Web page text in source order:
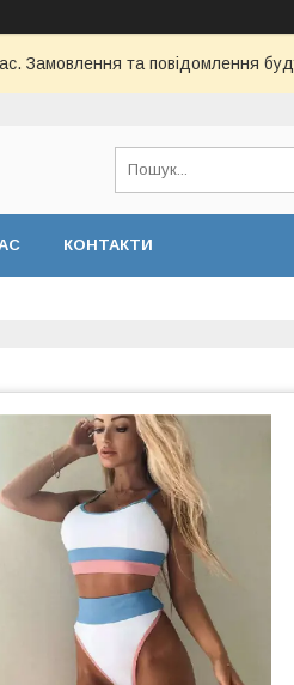
Замовлення та повідомлення
КОНТАКТИ